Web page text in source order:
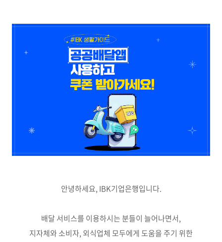
안녕하세요, IBK기업은행입니다.
배달 서비스를 이용하시는 분들이 늘어나면서,
지자체와 소비자, 외식업체 모두에게 도움을 주기 위한